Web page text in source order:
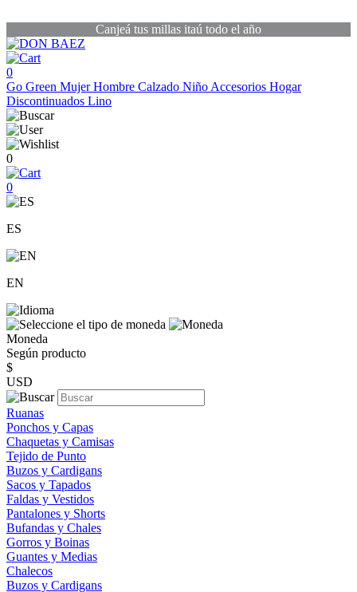
Canjeá tus millas itaú todo el año
0
Go Green MujerHombre Calzado Niño Accesorios Hogar
Discontinuados Lino
0
0
ES
EN
Moneda
Según producto
$
USD
Ruanas
Ponchos y Capas
Chaquetas y Camisas
Tejido de Punto
Buzos y Cardigans
Sacos y Tapados
Faldas y Vestidos
Pantalones y Shorts
Bufandas y Chales
Gorros y Boinas
Guantes y Medias
Chalecos
Buzos y Cardigans